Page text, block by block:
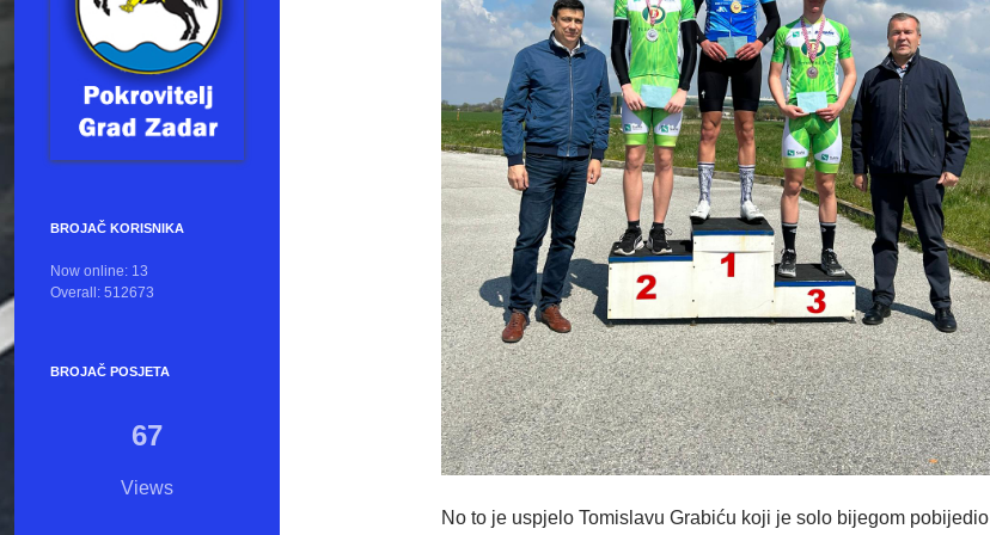
No to je uspjelo Tomislavu Grabiću koji je solo bijegom pobijedio
BROJAČ KORISNIKA
Now online: 13
Overall: 512673
BROJAČ POSJETA
67
Views